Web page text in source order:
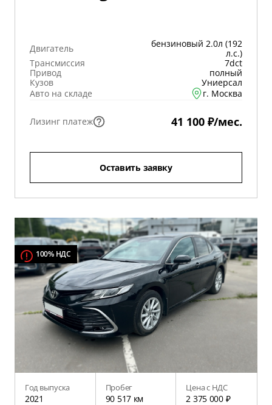
Двигатель
бензиновый 2.0л (192
л.с.)
Трансмиссия
7dct
Привод
полный
Кузов
Униерсал
Авто на складе
г. Москва
Лизинг платеж 41 100 ₽/мес.
Оставить заявку
100% НДС
Год выпуска
2021
Пробег
90 517 км
Цена с НДС
2 375 000 ₽